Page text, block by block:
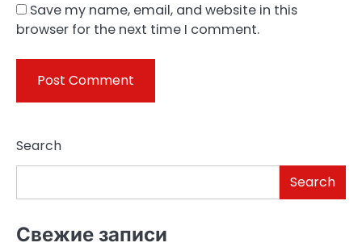
Save my name, email, and website in this
browser for the next time I comment.
Search
Search
Свежие записи